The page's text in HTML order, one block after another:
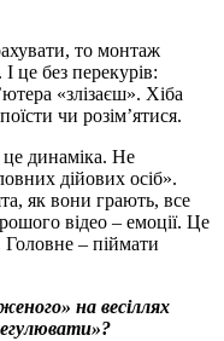
то монтаж
це без перекурів:
«злізаєш». Хіба
чи розім’ятися.
динаміка. Не
дійових осіб».
як вони грають, все
відео – емоції. Це
– піймати
на весіллях